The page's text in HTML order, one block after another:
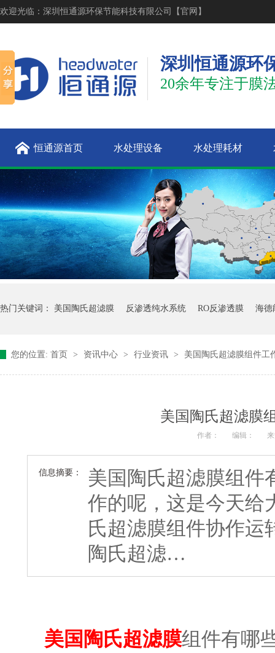
欢迎光临：深圳恒通源环保节能科技有限公司【官网】
深圳恒通源环
20余年专注于膜
恒通源首页 水处理设备 水处理耗材
热门关键词： 美国陶氏超滤膜 反渗透纯水系统 RO反渗透膜 海德
您的位置: 首页 > 资讯中心 > 行业资讯 > 美国陶氏超滤膜组件工
美国陶氏超滤膜
作者： 编辑：
信息摘要：
美国陶氏超滤膜组件
作的呢，这是今天给
氏超滤膜组件协作运
陶氏超滤…
美国陶氏超滤膜组件有哪